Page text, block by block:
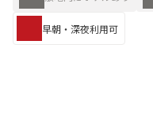
早朝・深夜利用可